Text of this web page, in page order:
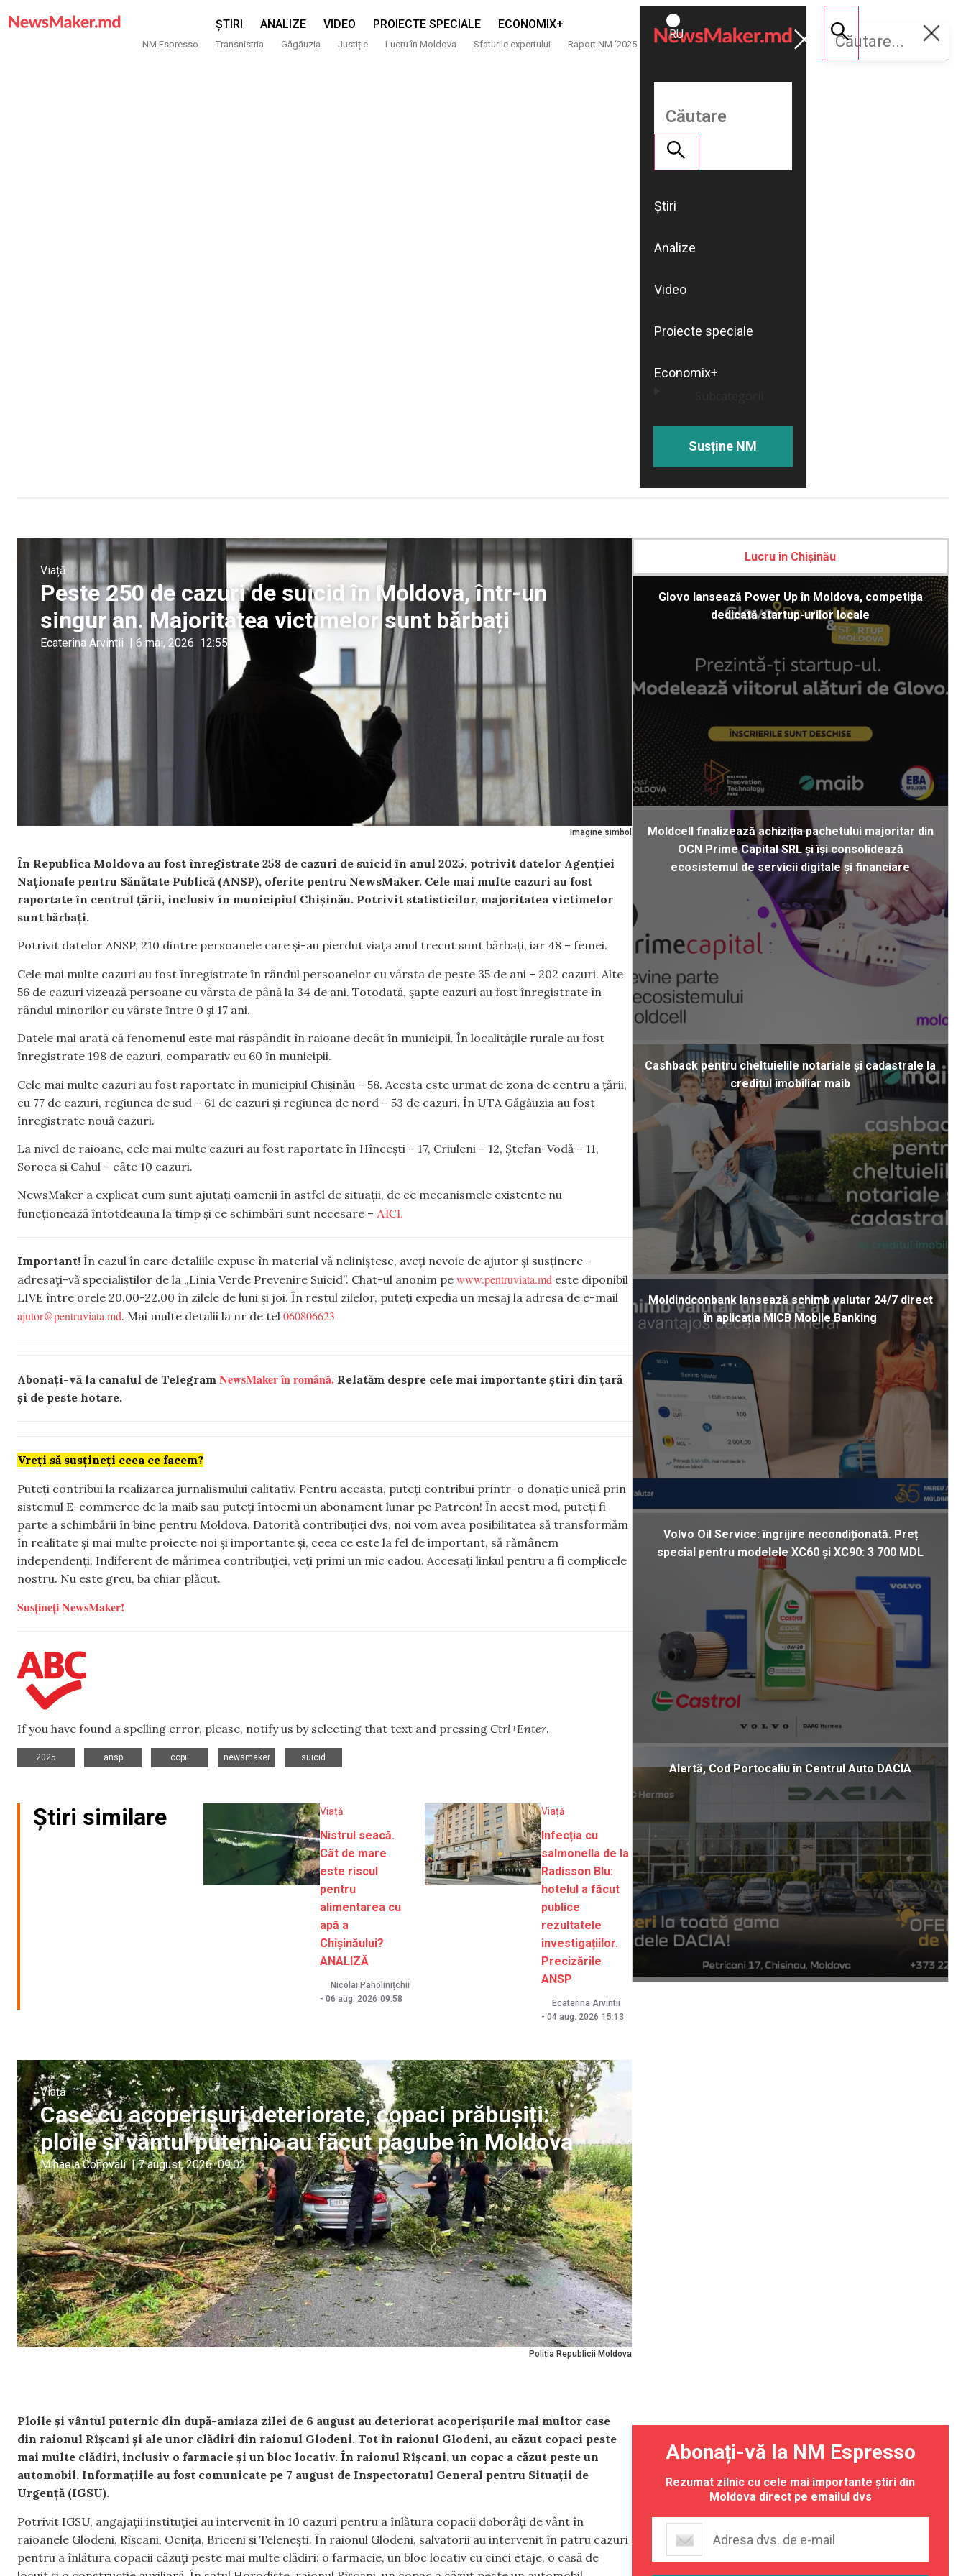
ȘTIRI ANALIZE VIDEO PROIECTE SPECIALE ECONOMIX+
NM Espresso Transnistria Găgăuzia Justiție Lucru în Moldova Sfaturile expertului Raport NM ‘2025
ROMÂNĂ
RU
Susține
NM
Știri
Analize
Video
Proiecte speciale
Economix+
Susține NM
Imagine simbol
Viață
Peste 250 de cazuri de suicid în Moldova, într-un
singur an. Majoritatea victimelor sunt bărbați
Ecaterina Arvintii | 6 mai, 2026 12:55
În Republica Moldova au fost înregistrate 258 de cazuri de suicid în anul 2025, potrivit datelor Agenției
Naționale pentru Sănătate Publică (ANSP), oferite pentru NewsMaker. Cele mai multe cazuri au fost
raportate în centrul țării, inclusiv în municipiul Chișinău. Potrivit statisticilor, majoritatea victimelor
sunt bărbați.
Potrivit datelor ANSP, 210 dintre persoanele care și-au pierdut viața anul trecut sunt bărbați, iar 48 – femei.
Cele mai multe cazuri au fost înregistrate în rândul persoanelor cu vârsta de peste 35 de ani – 202 cazuri. Alte
56 de cazuri vizează persoane cu vârsta de până la 34 de ani. Totodată, șapte cazuri au fost înregistrate în
rândul minorilor cu vârste între 0 și 17 ani.
Datele mai arată că fenomenul este mai răspândit în raioane decât în municipii. În localitățile rurale au fost
înregistrate 198 de cazuri, comparativ cu 60 în municipii.
Cele mai multe cazuri au fost raportate în municipiul Chișinău – 58. Acesta este urmat de zona de centru a țării,
cu 77 de cazuri, regiunea de sud – 61 de cazuri și regiunea de nord – 53 de cazuri. În UTA Găgăuzia au fost
înregistrate nouă cazuri.
La nivel de raioane, cele mai multe cazuri au fost raportate în Hîncești – 17, Criuleni – 12, Ștefan-Vodă – 11,
Soroca și Cahul – câte 10 cazuri.
NewsMaker a explicat cum sunt ajutați oamenii în astfel de situații, de ce mecanismele existente nu
funcționează întotdeauna la timp și ce schimbări sunt necesare – AICI.
Important! În cazul în care detaliile expuse în material vă neliniștesc, aveți nevoie de ajutor și susținere -
adresați-vă specialiștilor de la „Linia Verde Prevenire Suicid”. Chat-ul anonim pe www.pentruviata.md este diponibil
LIVE între orele 20.00-22.00 în zilele de luni și joi. În restul zilelor, puteți expedia un mesaj la adresa de e-mail
ajutor@pentruviata.md. Mai multe detalii la nr de tel 060806623
Abonați-vă la canalul de Telegram NewsMaker în română. Relatăm despre cele mai importante știri din țară
și de peste hotare.
Vreți să susțineți ceea ce facem?
Puteți contribui la realizarea jurnalismului calitativ. Pentru aceasta, puteți contribui printr-o donație unică prin
sistemul E-commerce de la maib sau puteți întocmi un abonament lunar pe Patreon! În acest mod, puteți fi
parte a schimbării în bine pentru Moldova. Datorită contribuției dvs, noi vom avea posibilitatea să transformăm
în realitate și mai multe proiecte noi și importante și, ceea ce este la fel de important, să rămânem
independenți. Indiferent de mărimea contribuției, veți primi un mic cadou. Accesați linkul pentru a fi complicele
nostru. Nu este greu, ba chiar plăcut.
Susțineți NewsMaker!
If you have found a spelling error, please, notify us by selecting that text and pressing Ctrl+Enter.
2025
ansp
copii
newsmaker
suicid
Știri similare Viață
Nistrul seacă.
Cât de mare
este riscul
pentru
alimentarea cu
apă a
Chișinăului?
ANALIZĂ
Nicolai Paholinițchii
- 06 aug. 2026 09:58
Viață
Infecția cu
salmonella de la
Radisson Blu:
hotelul a făcut
publice
rezultatele
investigațiilor.
Precizările
ANSP
Ecaterina Arvintii
- 04 aug. 2026 15:13
Poliția Republicii Moldova
Viață
Case cu acoperișuri deteriorate, copaci prăbușiți:
ploile și vântul puternic au făcut pagube în Moldova
Mihaela Conovali | 7 august, 2026 09:02
Ploile și vântul puternic din după-amiaza zilei de 6 august au deteriorat acoperișurile mai multor case
din raionul Rîșcani și ale unor clădiri din raionul Glodeni. Tot în raionul Glodeni, au căzut copaci peste
mai multe clădiri, inclusiv o farmacie și un bloc locativ. În raionul Rîșcani, un copac a căzut peste un
automobil. Informațiile au fost comunicate pe 7 august de Inspectoratul General pentru Situații de
Urgență (IGSU).
Potrivit IGSU, angajații instituției au intervenit în 10 cazuri pentru a înlătura copacii doborâți de vânt în
raioanele Glodeni, Rîșcani, Ocnița, Briceni și Telenești. În raionul Glodeni, salvatorii au intervenit în patru cazuri
pentru a înlătura copacii căzuți peste mai multe clădiri: o farmacie, un bloc locativ cu cinci etaje, o casă de
Lucru în Chișinău
Glovo lansează Power Up în Moldova, competiția
dedicată startup-urilor locale
Moldcell finalizează achiziția pachetului majoritar din
OCN Prime Capital SRL și își consolidează
ecosistemul de servicii digitale și financiare
Cashback pentru cheltuielile notariale și cadastrale la
creditul imobiliar maib
Moldindconbank lansează schimb valutar 24/7 direct
în aplicația MICB Mobile Banking
Volvo Oil Service: îngrijire necondiționată. Preț
special pentru modelele XC60 și XC90: 3 700 MDL
Alertă, Cod Portocaliu în Centrul Auto DACIA
Abonați-vă la NM Espresso
Rezumat zilnic cu cele mai importante știri din
Moldova direct pe emailul dvs